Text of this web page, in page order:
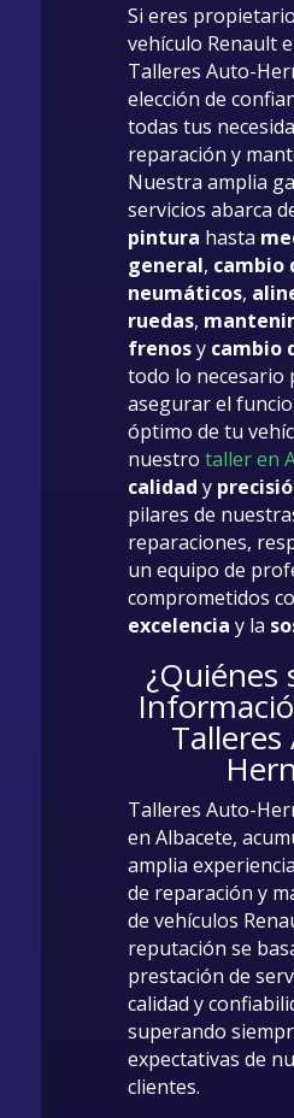
Si eres
vehículo Renault
Talleres Auto-
elección de
todas tus
reparación y
Nuestra amplia
servicios abarca
pintura hasta
general, cambio
neumáticos,
ruedas,
frenosy cambio
todo lo necesario
asegurar el
óptimo de tu
nuestro taller en
calidad y
pilares de
reparaciones,
un equipo de
comprometidos
excelencia y la
¿Quiénes
Talleres
Talleres Auto-
en Albacete,
amplia
de reparación y
de vehículos
reputación se
prestación de
calidad y
superando
expectativas de
clientes.